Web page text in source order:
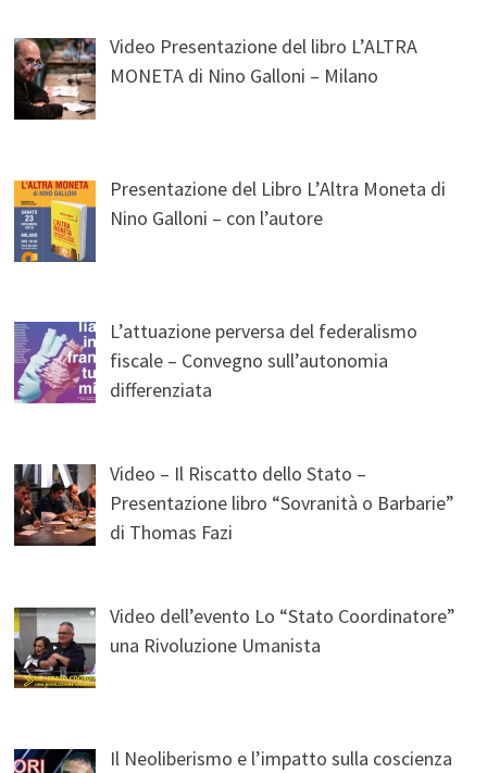
Video Presentazione del libro L’ALTRA
MONETA di Nino Galloni – Milano
Presentazione del Libro L’Altra Moneta di
Nino Galloni – con l’autore
L’attuazione perversa del federalismo
fiscale – Convegno sull’autonomia
differenziata
Video – Il Riscatto dello Stato –
Presentazione libro “Sovranità o Barbarie”
di Thomas Fazi
Video dell’evento Lo “Stato Coordinatore”
una Rivoluzione Umanista
Il Neoliberismo e l’impatto sulla coscienza